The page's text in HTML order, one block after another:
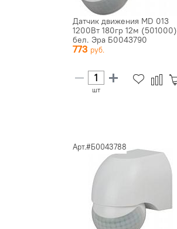
Датчик движения MD 013
1200Вт 180гр 12м (501000)
бел. Эра Б0043790
773
шт
Арт.#Б0043788